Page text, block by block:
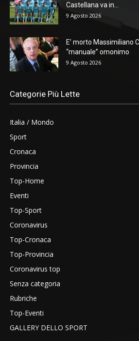
Castellana va in...
9 Agosto 2026
E’ morto Massimiliano
“manuale” omonimo
9 Agosto 2026
Categorie Più Lette
Italia / Mondo
Sport
Cronaca
Provincia
Top-Home
Eventi
Top-Sport
Coronavirus
Top-Cronaca
Top-Provincia
Coronavirus top
Senza categoria
Rubriche
Top-Eventi
GALLERY DELLO SPORT